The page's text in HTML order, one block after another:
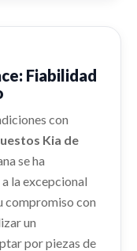
77004A4000
usado.
shopping_cart
usado.
DERECHO
usado.
Fiabilidad
con
Kia de
se ha
la excepcional
compromiso con
un
por piezas de